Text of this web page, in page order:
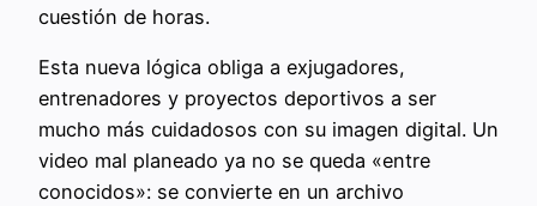
cuestión de horas.
Esta nueva lógica obliga a exjugadores,
entrenadores y proyectos deportivos a ser
mucho más cuidadosos con su imagen digital. Un
video mal planeado ya no se queda «entre
conocidos»: se convierte en un archivo